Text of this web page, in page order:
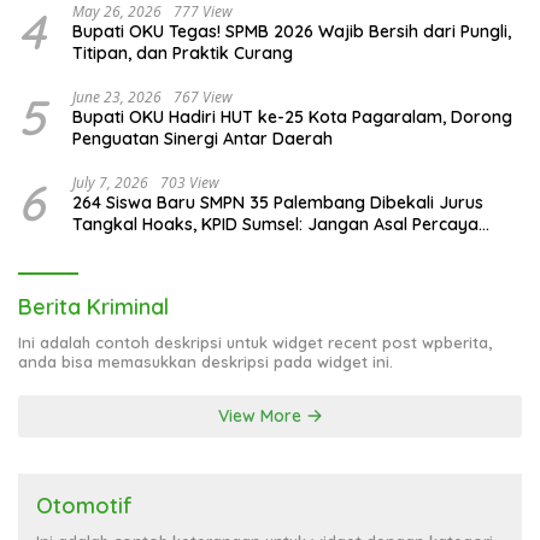
4 May 26, 2026 777 View
Bupati OKU Tegas! SPMB 2026 Wajib Bersih dari Pungli,
Titipan, dan Praktik Curang
5 June 23, 2026 767 View
Bupati OKU Hadiri HUT ke-25 Kota Pagaralam, Dorong
Penguatan Sinergi Antar Daerah
6 July 7, 2026 703 View
264 Siswa Baru SMPN 35 Palembang Dibekali Jurus
Tangkal Hoaks, KPID Sumsel: Jangan Asal Percaya
Berita Kriminal
Ini adalah contoh deskripsi untuk widget recent post wpberita,
anda bisa memasukkan deskripsi pada widget ini.
View More
Otomotif